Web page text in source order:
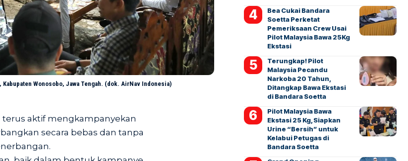
Wonosobo, Jawa Tengah. (dok. AirNav Indonesia)
terus aktif mengkampanyekan
secara bebas dan tanpa
Bea Cukai Bandara
Soetta Perketat
Pemeriksaan Crew Usai
Pilot Malaysia Bawa 25Kg
Ekstasi
Terungkap! Pilot
Malaysia Pecandu
Narkoba 20 Tahun,
Ditangkap Bawa Ekstasi
di Bandara Soetta
Pilot Malaysia Bawa
Ekstasi 25 Kg, Siapkan
Urine “Bersih” untuk
Kelabui Petugas di
Bandara Soetta